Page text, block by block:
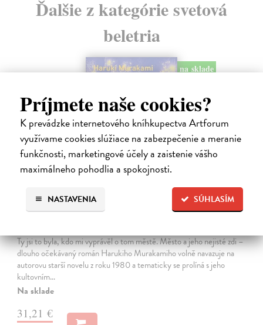
Príjmete naše cookies?
K prevádzke internetového kníhkupectva Artforum
využívame cookies slúžiace na zabezpečenie a meranie
funkčnosti, marketingové účely a zaistenie vášho
maximálneho pohodlia a spokojnosti.
SÚHLASÍM
NASTAVENIA
Ďalšie z kategórie svetová
beletria
na sklade
Město a jeho nejisté zdi
Ty jsi to byla, kdo mi vyprávěl o tom městě. Město a jeho nejisté zdi –
dlouho očekávaný román Harukiho Murakamiho volně navazuje na
autorovu starší novelu z roku 1980 a tematicky se prolíná s jeho
kultovním…
Na sklade
31,21 €